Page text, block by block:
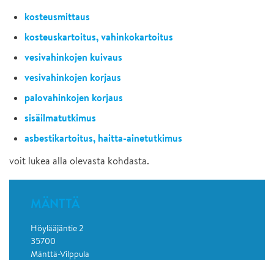
kosteusmittaus
kosteuskartoitus, vahinkokartoitus
vesivahinkojen kuivaus
vesivahinkojen korjaus
palovahinkojen korjaus
sisäilmatutkimus
asbestikartoitus, haitta-ainetutkimus
voit lukea alla olevasta kohdasta.
MÄNTTÄ
Höylääjäntie 2
35700
Mänttä-Vilppula